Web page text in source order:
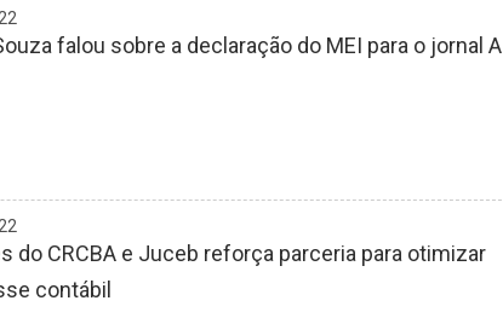
falou sobre a declaração do MEI para o jornal A
do CRCBA e Juceb reforça parceria para otimizar
contábil